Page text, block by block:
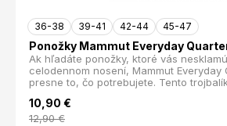
36-38 39-41 42-44 45-47
Ponožky Mammut Everyday
Ak hľadáte ponožky, ktoré vás
celodennom nosení, Mammut Everyday
presne to, čo potrebujete. Tento
značky Mammut je stvorený pre
už ste v práci, doma, alebo na
10,90 €
12,90€